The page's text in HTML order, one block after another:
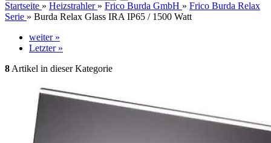
Startseite » Heizstrahler » Frico Burda GmbH » Frico Burda Relax
Serie » Burda Relax Glass IRA IP65 / 1500 Watt
weiter »
Letzter »
8 Artikel in dieser Kategorie